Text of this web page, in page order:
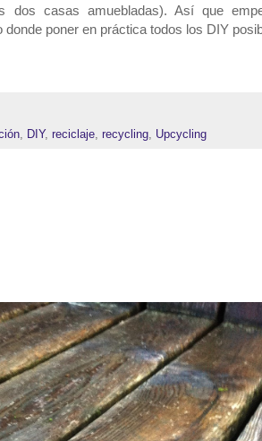
casas amuebladas). Así que
poner en práctica todos los DIY
, DIY, reciclaje, recycling, Upcycling